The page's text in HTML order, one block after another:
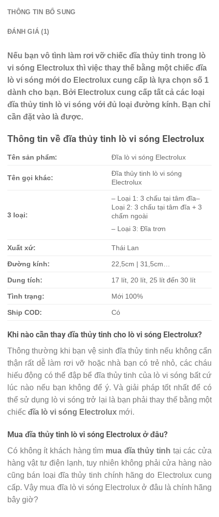
THÔNG TIN BỔ SUNG
ĐÁNH GIÁ (1)
Nếu bạn vô tình làm rơi vỡ chiếc đĩa thủy tinh trong lò
vi sóng Electrolux thì việc thay thế bằng một chiếc đĩa
lò vi sóng mới do Electrolux cung cấp là lựa chọn số 1
dành cho bạn. Bởi Electrolux cung cấp tất cả các loại
đĩa thủy tinh lò vi sóng với đủ loại đường kính. Bạn chỉ
cần đặt vào là được.
Thông tin về đĩa thủy tinh lò vi sóng Electrolux
Tên sản phẩm: Đĩa lò vi sóng Electrolux
Tên gọi khác:
Đĩa thủy tinh lò vi sóng
Electrolux
3 loại:
– Loại 1: 3 chấu tại tâm đĩa–
Loại 2: 3 chấu tại tâm đĩa + 3
chấm ngoài
– Loại 3: Đĩa trơn
Xuất xứ: Thái Lan
Đường kính: 22,5cm | 31,5cm…
Dung tích: 17 lít, 20 lít, 25 lít đến 30 lít
Tình trạng: Mới 100%
Ship COD: Có
Khi nào cần thay đĩa thủy tinh cho lò vi sóng Electrolux?
Thông thường khi bạn vệ sinh đĩa thủy tinh nếu không cẩn
thận rất dễ làm rơi vỡ hoặc nhà bạn có trẻ nhỏ, các cháu
hiếu động có thể đập bể đĩa thủy tinh của lò vi sóng bất cứ
lúc nào nếu bạn không để ý. Và giải pháp tốt nhất để có
thể sử dụng lò vi sóng trở lại là bạn phải thay thế bằng một
chiếc đĩa lò vi sóng Electrolux mới.
Mua đĩa thủy tinh lò vi sóng Electrolux ở đâu?
Có không ít khách hàng tìm mua đĩa thủy tinh tại các cửa
hàng vật tư điện lạnh, tuy nhiên không phải cửa hàng nào
cũng bán loại đĩa thủy tinh chính hãng do Electrolux cung
cấp. Vậy mua đĩa lò vi sóng Electrolux ở đâu là chính hãng
bây giờ?